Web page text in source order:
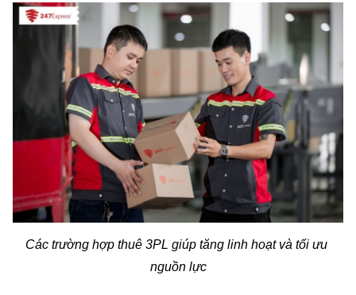
Các trường hợp thuê 3PL giúp tăng linh hoạt và tối ưu
nguồn lực